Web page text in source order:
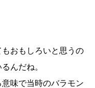
おもしろいと思うの
んだね。
味で当時のバラモン